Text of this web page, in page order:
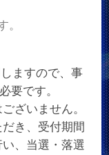
。
ますので、事
要です。
ざいません。
き、受付期間
、当選・落選